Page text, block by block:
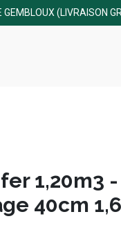
GEMBLOUX (LIVRAISON
1,20m3
40cm